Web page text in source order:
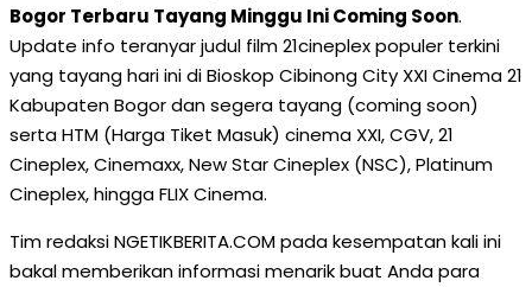
Bogor Terbaru Tayang Minggu Ini Coming Soon.
Update info teranyar judul film 21cineplex populer terkini
yang tayang hari ini di Bioskop Cibinong City XXI Cinema 21
Kabupaten Bogor dan segera tayang (coming soon)
serta HTM (Harga Tiket Masuk) cinema XXI, CGV, 21
Cineplex, Cinemaxx, New Star Cineplex (NSC), Platinum
Cineplex, hingga FLIX Cinema.
Tim redaksi NGETIKBERITA.COM pada kesempatan kali ini
bakal memberikan informasi menarik buat Anda para